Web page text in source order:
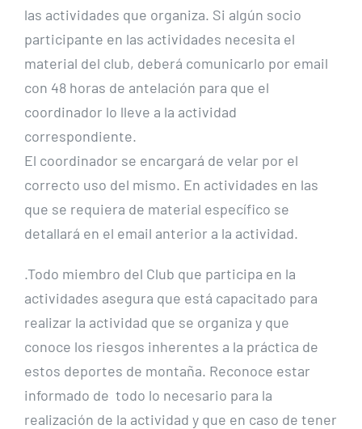
las actividades que organiza. Si algún socio
participante en las actividades necesita el
material del club, deberá comunicarlo por email
con 48 horas de antelación para que el
coordinador lo lleve a la actividad
correspondiente.
El coordinador se encargará de velar por el
correcto uso del mismo. En actividades en las
que se requiera de material específico se
detallará en el email anterior a la actividad.
.Todo miembro del Club que participa en la
actividades asegura que está capacitado para
realizar la actividad que se organiza y que
conoce los riesgos inherentes a la práctica de
estos deportes de montaña. Reconoce estar
informado de todo lo necesario para la
realización de la actividad y que en caso de tener